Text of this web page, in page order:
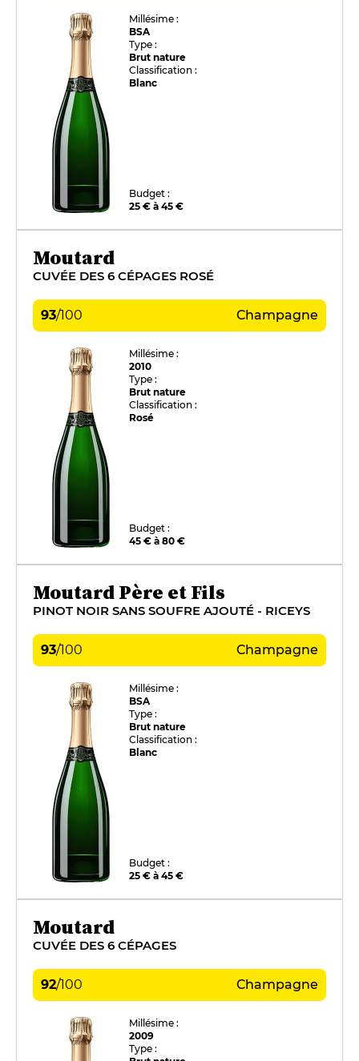
Millésime :
BSA
Type :
Brut nature
Classification :
Blanc
Budget :
25 € à 45 €
Moutard
CUVÉE DES 6 CÉPAGES ROSÉ
93/100 Champagne
Millésime :
2010
Type :
Brut nature
Classification :
Rosé
Budget :
45 € à 80 €
Moutard Père et Fils
PINOT NOIR SANS SOUFRE AJOUTÉ - RICEYS
93/100 Champagne
Millésime :
BSA
Type :
Brut nature
Classification :
Blanc
Budget :
25 € à 45 €
Moutard
CUVÉE DES 6 CÉPAGES
92/100 Champagne
Millésime :
2009
Type :